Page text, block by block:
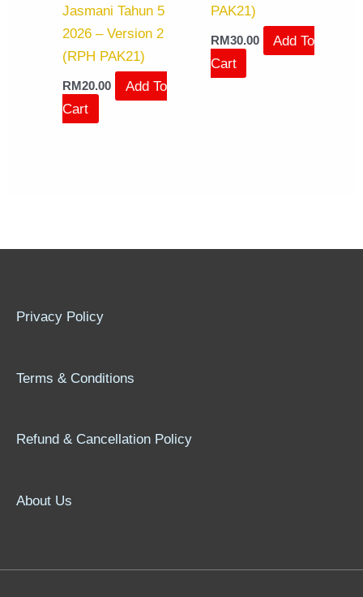
Jasmani Tahun 5
2026 – Version 2
(RPH PAK21)
RM20.00
Add To
Cart
PAK21)
RM30.00
Add To
Cart
Privacy Policy
Terms & Conditions
Refund & Cancellation Policy
About Us